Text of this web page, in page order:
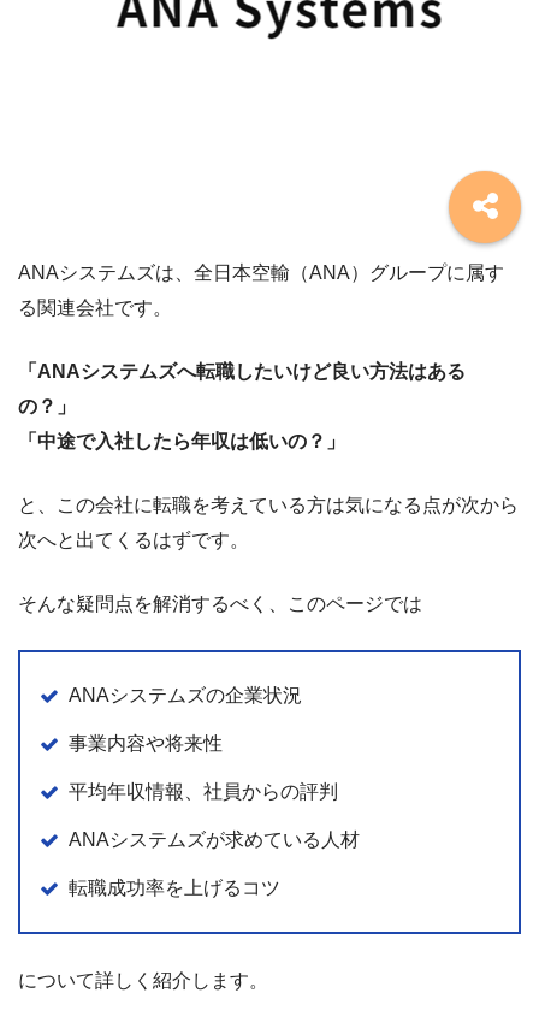
ANAシステムズは、全日本空輸（ANA）グループに属す
る関連会社です。
「ANAシステムズへ転職したいけど良い方法はある
の？」
「中途で入社したら年収は低いの？」
と、この会社に転職を考えている方は気になる点が次から
次へと出てくるはずです。
そんな疑問点を解消するべく、このページでは
ANAシステムズの企業状況
事業内容や将来性
平均年収情報、社員からの評判
ANAシステムズが求めている人材
転職成功率を上げるコツ
について詳しく紹介します。